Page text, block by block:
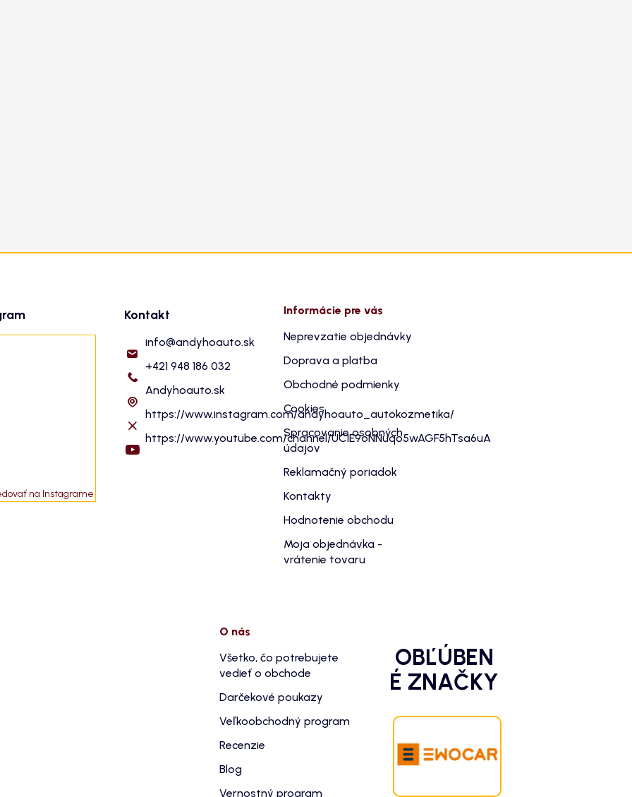
na Instagrame
Kontakt
info@andyhoauto.sk
+421 948 186 032
Andyhoauto.sk
https://www.instagram.com/andyhoauto_autokozmetika/
https://www.youtube.com/channel/UC1E9oNNuqo5wAGF5hTsa6uA
Informácie pre vás
Neprevzatie objednávky
Doprava a platba
Obchodné podmienky
Cookies
Spracovanie osobných
údajov
Reklamačný poriadok
Kontakty
Hodnotenie obchodu
Moja objednávka -
vrátenie tovaru
O nás
Všetko, čo potrebujete
vedieť o obchode
Darčekové poukazy
Veľkoobchodný program
Recenzie
Blog
Vernostný program
OBĽÚBEN
É ZNAČKY